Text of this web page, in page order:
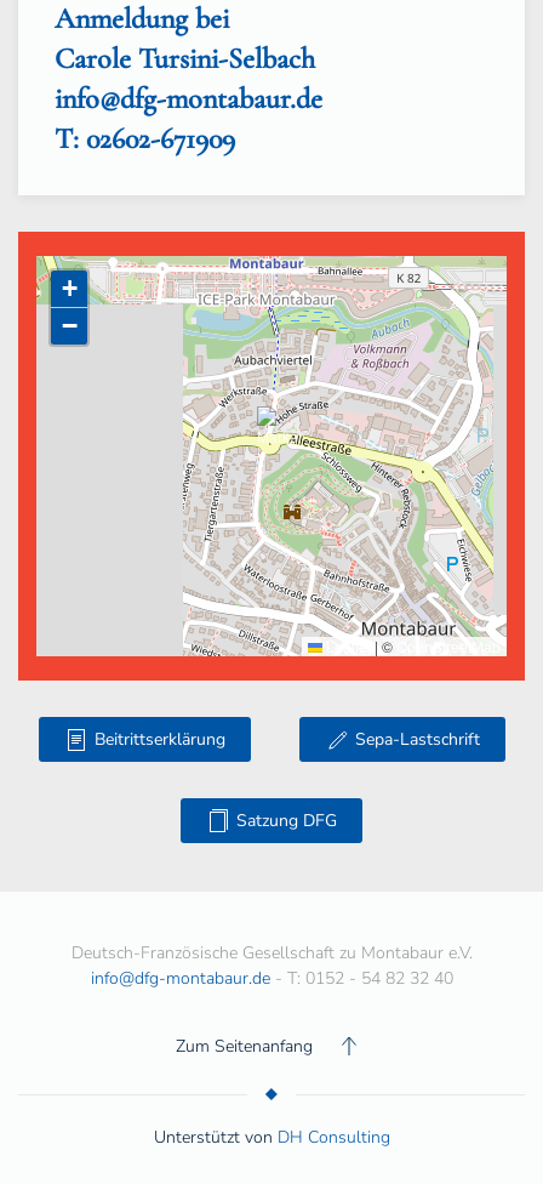
Anmeldung bei
Carole Tursini-Selbach
info@dfg-montabaur.de
T: 02602-671909
+
−
| ©
Beitrittserklärung Sepa-Lastschrift
Satzung DFG
Deutsch-Französische Gesellschaft zu Montabaur e.V.
info@dfg-montabaur.de- T: 0152 - 54 82 32 40
Zum Seitenanfang
Unterstützt von DH Consulting